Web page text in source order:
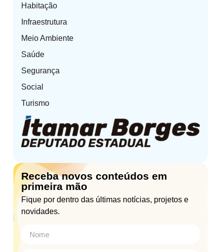
Habitação
Infraestrutura
Meio Ambiente
Saúde
Segurança
Social
Turismo
Receba novos conteúdos em
primeira mão
Fique por dentro das últimas notícias, projetos e
novidades.